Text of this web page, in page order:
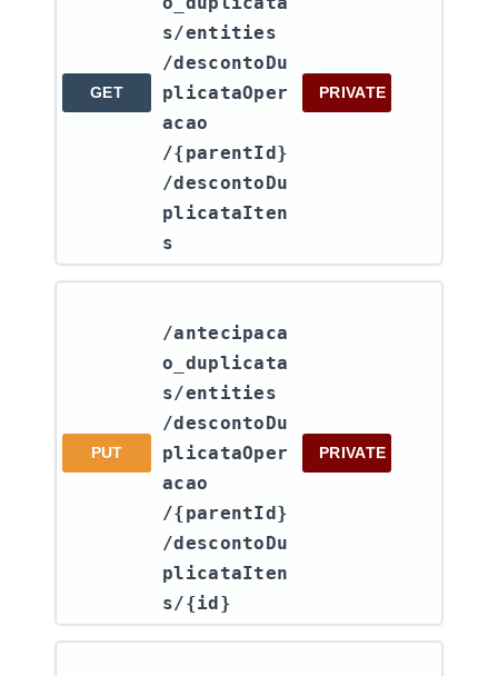
GET
s​/entities​
/descontoDu
plicataOper
acao​
/{parentId}​
/descontoDu
plicataIten
s
PRIVATE
PUT
/antecipaca
o_duplicata
s​/entities​
/descontoDu
plicataOper
acao​
/{parentId}​
/descontoDu
plicataIten
s​/{id}
PRIVATE